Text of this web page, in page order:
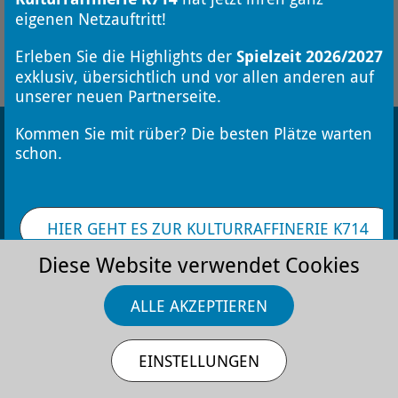
Kontakt Stellenangebote
Datenschutz
Impressum
AGB
Die Monheimer Kulturwerke
eigenen Netzauftritt!
Erleben Sie die Highlights der Spielzeit 2026/2027
exklusiv, übersichtlich und vor allen anderen auf
unserer neuen Partnerseite.
Kommen Sie mit rüber? Die besten Plätze warten
schon.
HIER GEHT ES ZUR KULTURRAFFINERIE K714
Diese Website verwendet Cookies
ALLE AKZEPTIEREN
EINSTELLUNGEN